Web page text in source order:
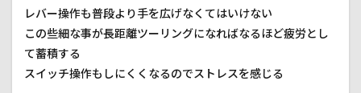
レバー操作も普段より手を広げなくてはいけない
この些細な事が長距離ツーリングになればなるほど疲労とし
て蓄積する
スイッチ操作もしにくくなるのでストレスを感じる